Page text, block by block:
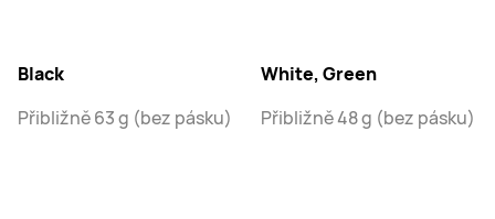
Black
Přibližně 63 g (bez pásku)
White, Green
Přibližně 48 g (bez pásku)